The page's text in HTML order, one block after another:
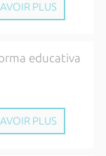
PLUS
educativa
PLUS